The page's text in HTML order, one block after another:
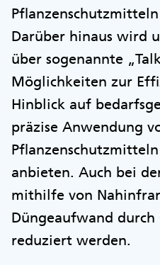
Darüber hinaus wird
über sogenannte
Möglichkeiten zur
Hinblick auf
präzise Anwendung
anbieten. Auch bei
mithilfe von
Düngeaufwand
reduziert werden.